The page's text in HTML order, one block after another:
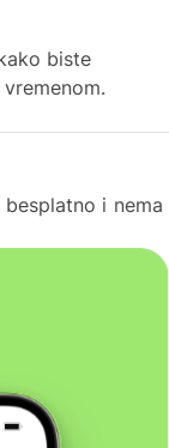
biste
i nema